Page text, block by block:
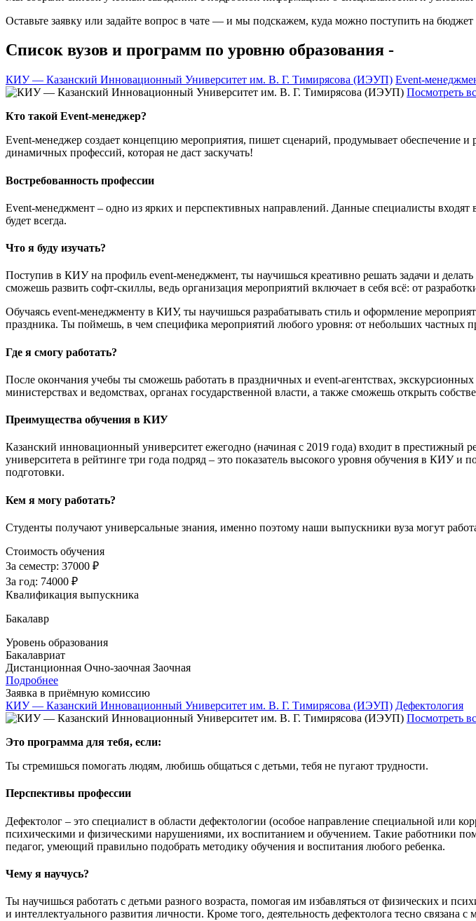
Оставьте заявку или задайте вопрос в чате — и мы подскажем, куда можно поступить на
Список вузов и программ по уровню образования -
КИУ — Казанский Инновационный Университет им. В. Г. Тимирясова (ИЭУП) Event-
Посмотреть
Кто такой Event-менеджер?
Event-менеджер создает концепцию мероприятия, пишет сценарий, продумывает обеспечение
динамичных профессий, которая не даст заскучать!
Востребованность профессии
Event-менеджмент – одно из ярких и перспективных направлений. Данные специалисты
будет всегда.
Что я буду изучать?
Поступив в КИУ на профиль event-менеджмент, ты научишься креативно решать задачи и
сможешь развить софт-скиллы, ведь организация мероприятий включает в себя всё: от
Обучаясь event-менеджменту в КИУ, ты научишься разрабатывать стиль и оформление
праздника. Ты поймешь, в чем специфика мероприятий любого уровня: от небольших частных
Где я смогу работать?
После окончания учебы ты сможешь работать в праздничных и event-агентствах,
министерствах и ведомствах, органах государственной власти, а также сможешь открыть
Преимущества обучения в КИУ
Казанский инновационный университет ежегодно (начиная с 2019 года) входит в престижный
университета в рейтинге три года подряд – это показатель высокого уровня обучения в КИУ и
подготовки.
Кем я могу работать?
Студенты получают универсальные знания, именно поэтому наши выпускники вуза могут
Стоимость обучения
За семестр: 37000 ₽
За год: 74000 ₽
Квалификация выпускника
Бакалавр
Уровень образования
Бакалавриат
Дистанционная Очно-заочная Заочная
Подробнее
Заявка в приёмную комиссию
КИУ — Казанский Инновационный Университет им. В. Г. Тимирясова (ИЭУП) Дефектология
Посмотреть
Это программа для тебя, если:
Ты стремишься помогать людям, любишь общаться с детьми, тебя не пугают трудности.
Перспективы профессии
Дефектолог – это специалист в области дефектологии (особое направление специальной или
психическими и физическими нарушениями, их воспитанием и обучением. Такие работники
педагог, умеющий правильно подобрать методику обучения и воспитания любого ребенка.
Чему я научусь?
Ты научишься работать с детьми разного возраста, помогая им избавляться от физических и
и интеллектуального развития личности. Кроме того, деятельность дефектолога тесно связана